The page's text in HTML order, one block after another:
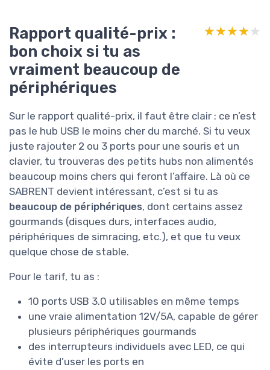
Rapport qualité-prix :
bon choix si tu as
vraiment beaucoup de
périphériques
★★★★★
★★★★★
Sur le rapport qualité-prix, il faut être clair : ce n’est
pas le hub USB le moins cher du marché. Si tu veux
juste rajouter 2 ou 3 ports pour une souris et un
clavier, tu trouveras des petits hubs non alimentés
beaucoup moins chers qui feront l’affaire. Là où ce
SABRENT devient intéressant, c’est si tu as
beaucoup de périphériques, dont certains assez
gourmands (disques durs, interfaces audio,
périphériques de simracing, etc.), et que tu veux
quelque chose de stable.
Pour le tarif, tu as :
10 ports USB 3.0 utilisables en même temps
une vraie alimentation 12V/5A, capable de gérer
plusieurs périphériques gourmands
des interrupteurs individuels avec LED, ce qui
évite d’user les ports en